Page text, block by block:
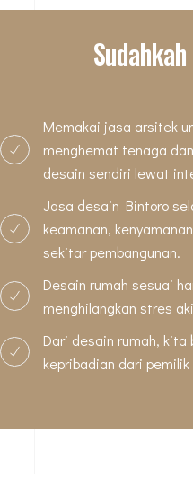
Memakai jasa arsitek
menghemat tenaga
desain sendiri lewat
Jasa desain Bintoro
keamanan,
sekitar pembangunan.
Desain rumah sesuai
menghilangkan stres
Dari desain rumah,
kepribadian dari pemilik